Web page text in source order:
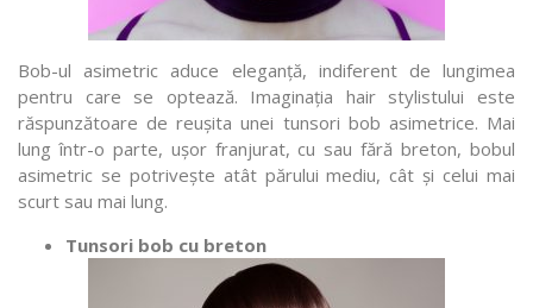
Bob-ul asimetric aduce eleganță, indiferent de lungimea
pentru care se optează. Imaginația hair stylistului este
răspunzătoare de reușita unei tunsori bob asimetrice. Mai
lung într-o parte, ușor franjurat, cu sau fără breton, bobul
asimetric se potrivește atât părului mediu, cât și celui mai
scurt sau mai lung.
Tunsori bob cu breton